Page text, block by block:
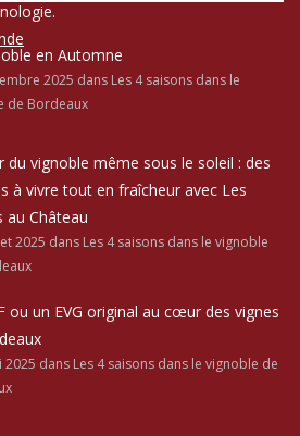
en Automne
2025 dans Les 4 saisons dans le
de Bordeaux
du vignoble même sous le soleil : des
à vivre tout en fraîcheur avec Les
au Château
2025 dans Les 4 saisons dans le vignoble
ou un EVG original au cœur des vignes
2025 dans Les 4 saisons dans le vignoble de